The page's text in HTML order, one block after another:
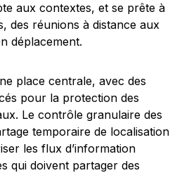
aux contextes, et se prête à
des réunions à distance aux
déplacement.
place centrale, avec des
pour la protection des
Le contrôle granulaire des
temporaire de localisation
les flux d’information
qui doivent partager des